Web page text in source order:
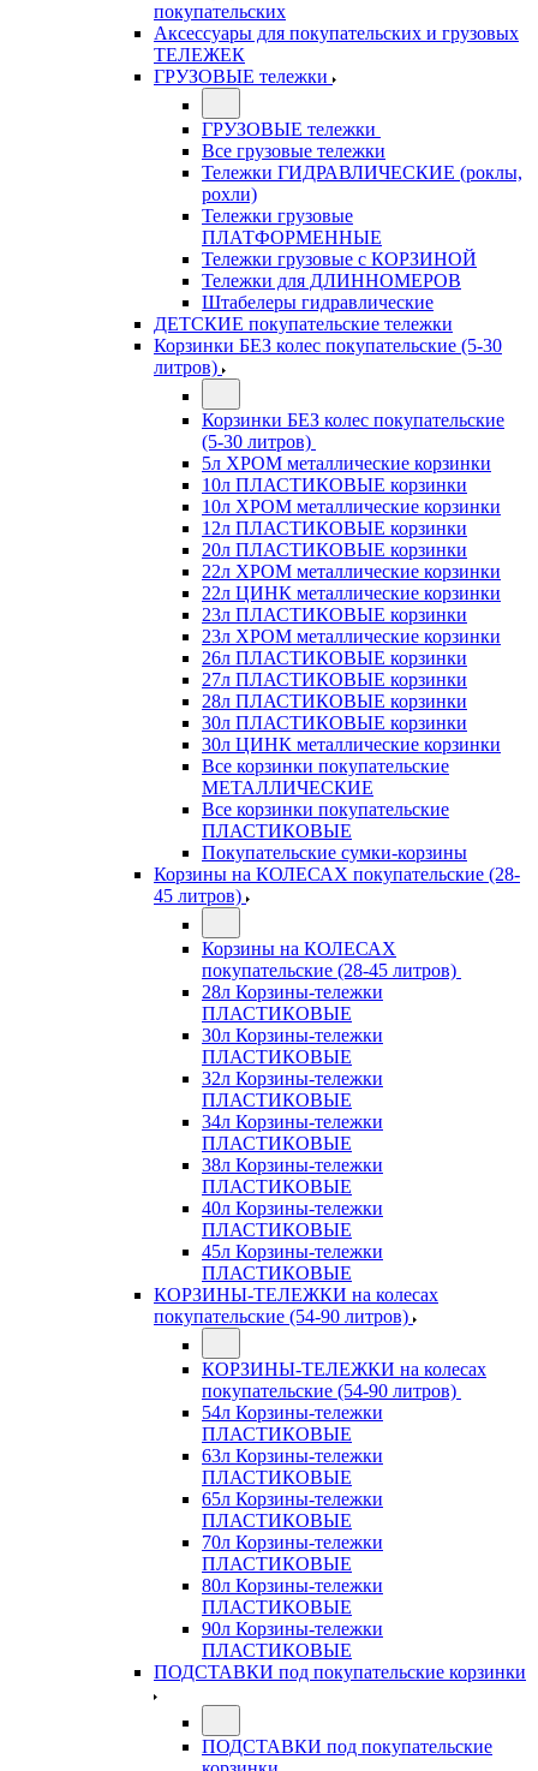
покупательских
Аксессуары для покупательских и грузовых
ТЕЛЕЖЕК
ГРУЗОВЫЕ тележки
ГРУЗОВЫЕ тележки
Все грузовые тележки
Тележки ГИДРАВЛИЧЕСКИЕ (роклы,
рохли)
Тележки грузовые
ПЛАТФОРМЕННЫЕ
Тележки грузовые с КОРЗИНОЙ
Тележки для ДЛИННОМЕРОВ
Штабелеры гидравлические
ДЕТСКИЕ покупательские тележки
Корзинки БЕЗ колес покупательские (5-30
литров)
Корзинки БЕЗ колес покупательские
(5-30 литров)
5л ХРОМ металлические корзинки
10л ПЛАСТИКОВЫЕ корзинки
10л ХРОМ металлические корзинки
12л ПЛАСТИКОВЫЕ корзинки
20л ПЛАСТИКОВЫЕ корзинки
22л ХРОМ металлические корзинки
22л ЦИНК металлические корзинки
23л ПЛАСТИКОВЫЕ корзинки
23л ХРОМ металлические корзинки
26л ПЛАСТИКОВЫЕ корзинки
27л ПЛАСТИКОВЫЕ корзинки
28л ПЛАСТИКОВЫЕ корзинки
30л ПЛАСТИКОВЫЕ корзинки
30л ЦИНК металлические корзинки
Все корзинки покупательские
МЕТАЛЛИЧЕСКИЕ
Все корзинки покупательские
ПЛАСТИКОВЫЕ
Покупательские сумки-корзины
Корзины на КОЛЕСАХ покупательские (28-
45 литров)
Корзины на КОЛЕСАХ
покупательские (28-45 литров)
28л Корзины-тележки
ПЛАСТИКОВЫЕ
30л Корзины-тележки
ПЛАСТИКОВЫЕ
32л Корзины-тележки
ПЛАСТИКОВЫЕ
34л Корзины-тележки
ПЛАСТИКОВЫЕ
38л Корзины-тележки
ПЛАСТИКОВЫЕ
40л Корзины-тележки
ПЛАСТИКОВЫЕ
45л Корзины-тележки
ПЛАСТИКОВЫЕ
КОРЗИНЫ-ТЕЛЕЖКИ на колесах
покупательские (54-90 литров)
КОРЗИНЫ-ТЕЛЕЖКИ на колесах
покупательские (54-90 литров)
54л Корзины-тележки
ПЛАСТИКОВЫЕ
63л Корзины-тележки
ПЛАСТИКОВЫЕ
65л Корзины-тележки
ПЛАСТИКОВЫЕ
70л Корзины-тележки
ПЛАСТИКОВЫЕ
80л Корзины-тележки
ПЛАСТИКОВЫЕ
90л Корзины-тележки
ПЛАСТИКОВЫЕ
ПОДСТАВКИ под покупательские корзинки
ПОДСТАВКИ под покупательские